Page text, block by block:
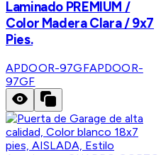
Laminado PREMIUM /
Color Madera Clara / 9x7
Pies.
APDOOR-97GFAPDOOR-
97GF